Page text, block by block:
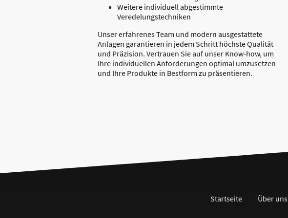
Weitere individuell abgestimmte
Veredelungstechniken
Unser erfahrenes Team und modern ausgestattete
Anlagen garantieren in jedem Schritt höchste Qualität
und Präzision. Vertrauen Sie auf unser Know-how, um
Ihre individuellen Anforderungen optimal umzusetzen
und Ihre Produkte in Bestform zu präsentieren.
Startseite Über uns